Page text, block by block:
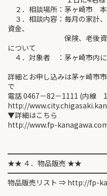
２．相談場所：茅ヶ崎市
３．相談内容：毎月の家計、
資金、
保険、老後資金、ラ
について
４．対象者 ：茅ヶ崎市内
詳細とお申し込みは茅ヶ崎市
で
電話 0467－82－1111 (内線
http://
▼詳細はこちら
http://www.fp-
★★ ４．物品販売 ★★
物品販売リスト ⇒ http://fp-